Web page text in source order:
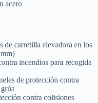
acero
de carretilla elevadora en los
incendios para recogida
de protección contra
contra colisiones